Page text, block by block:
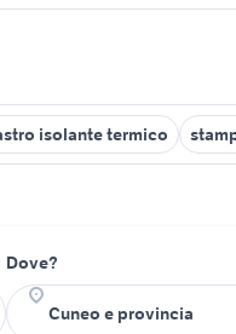
isolante termico
Dove?